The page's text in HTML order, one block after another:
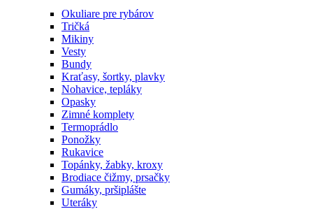
Okuliare pre rybárov
Tričká
Mikiny
Vesty
Bundy
Kraťasy, šortky, plavky
Nohavice, tepláky
Opasky
Zimné komplety
Termoprádlo
Ponožky
Rukavice
Topánky, žabky, kroxy
Brodiace čižmy, prsačky
Gumáky, pršiplášte
Uteráky